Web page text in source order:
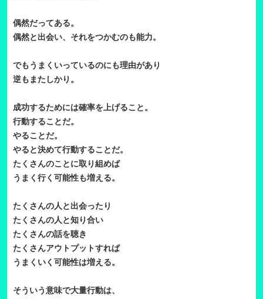
偶然だってある。
偶然と出会い、それをつかむのも能力。
でもうまくいっているのにも理由があり
逆もまたしかり。
成功するためには確率を上げること。
行動することだ。
やることだ。
やると決めて行動することだ。
たくさんのことに取り組めば
うまく行く可能性も増える。
たくさんの人と出会ったり
たくさんの人と知り合い
たくさんの話を聴き
たくさんアウトプットすれば
うまくいく可能性は増える。
そういう意味で大量行動は、